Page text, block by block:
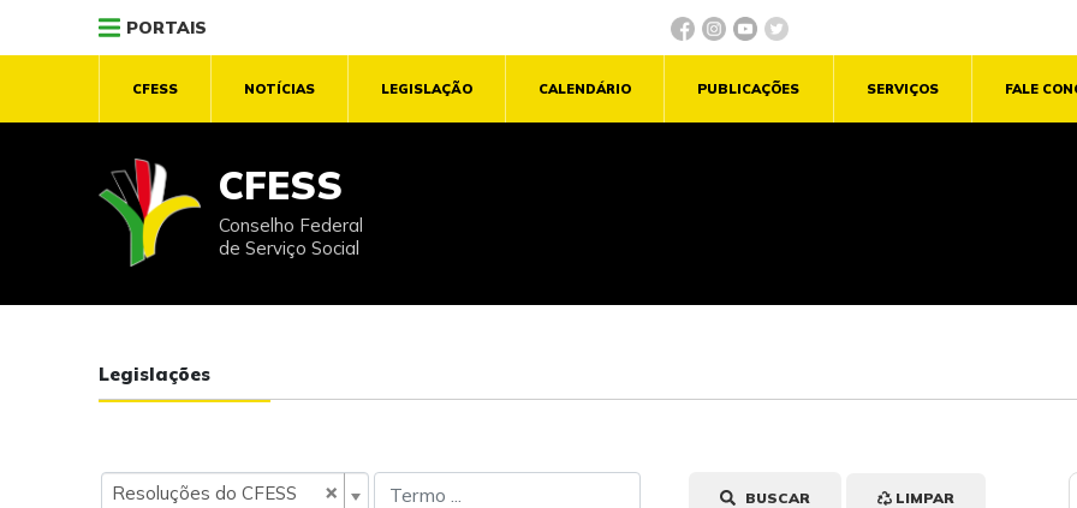
PORTAIS
CFESS NOTÍCIAS LEGISLAÇÃO CALENDÁRIO PUBLICAÇÕES SERVIÇOS FALE
CFESS
Conselho Federal
de Serviço Social
Legislações
×
Resoluções do CFESS BUSCAR LIMPAR